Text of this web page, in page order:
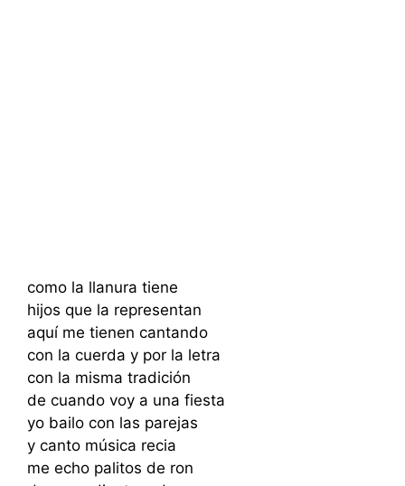
como la llanura tiene
hijos que la representan
aquí me tienen cantando
con la cuerda y por la letra
con la misma tradición
de cuando voy a una fiesta
yo bailo con las parejas
y canto música recia
me echo palitos de ron